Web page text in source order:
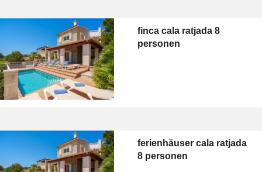
finca cala ratjada 8
personen
ferienhäuser cala ratjada
8 personen